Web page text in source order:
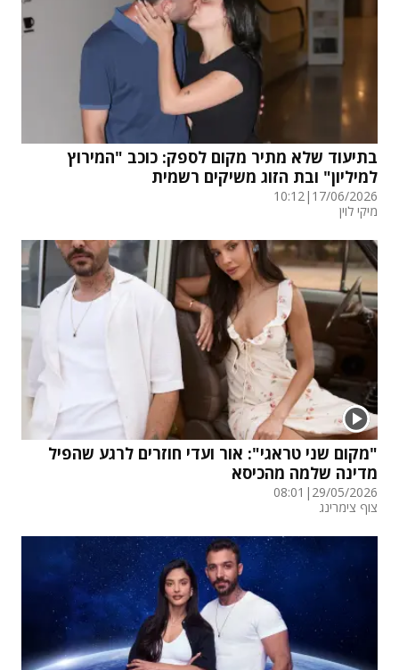
בתיעוד שלא מתיר מקום לספק: כוכב "המירוץ
למיליון" ובת הזוג משיקים רשמית
17/06/2026
|
10:12
מיקי לוין
"מקום שני טראגי": אור ועדי חוזרים לרגע שהפיל
מדינה שלמה מהכיסא
29/05/2026
|
08:01
צוף צימרינג